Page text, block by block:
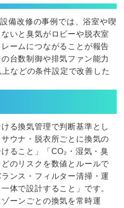
備改修の事例では、浴室や喫
いと臭気がロビーや脱衣室
ームにつながることが報告
台数制御や排気ファン能力
などの条件設定で改善した
る換気管理で判断基準とし
ウナ・脱衣所ごとに換気の
ること」「CO₂・湿気・臭
のリスクを数値とルールで
ンス・フィルター清掃・運
体で設計すること」です。
ーンごとの換気を常時運